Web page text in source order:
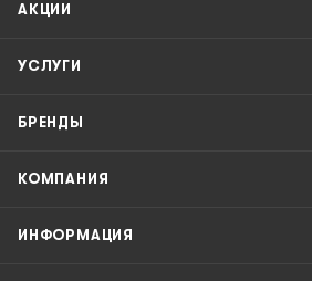
АКЦИИ
УСЛУГИ
БРЕНДЫ
КОМПАНИЯ
ИНФОРМАЦИЯ